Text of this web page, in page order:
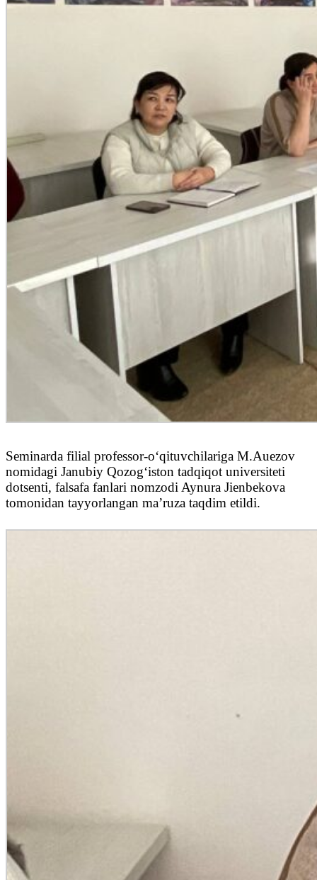
Seminarda filial professor-oʻqituvchilariga M.Auezov
nomidagi Janubiy Qozogʻiston tadqiqot universiteti
dotsenti, falsafa fanlari nomzodi Aynura Jienbekova
tomonidan tayyorlangan maʼruza taqdim etildi.